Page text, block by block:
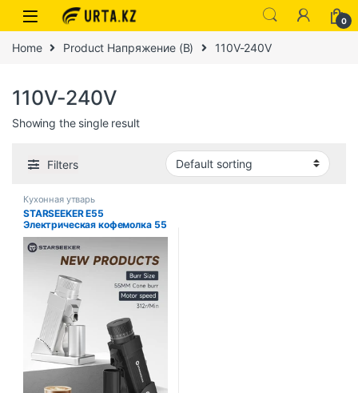
0
Home Product Напряжение (В) 110V-240V
110V-240V
Showing the single result
Filters
Кухонная утварь
STARSEEKER E55
Электрическая кофемолка 55
мм Конусные заусенцы для
эспрессо Бесступенчатая
регулировка тонкости
Мельница для холодного
заваривания в зернах Черный
Серебристый